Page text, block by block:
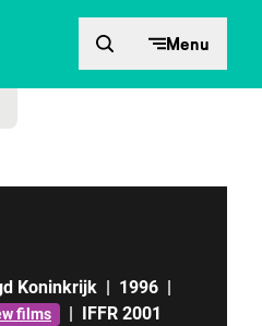
Menu
Koninkrijk | 1996 |
films | IFFR 2001